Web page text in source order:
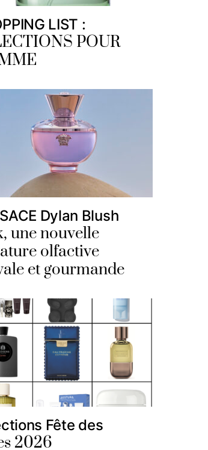
LIST :
POUR
Dylan Blush
une nouvelle
olfactive
et gourmande
Fête des
2026